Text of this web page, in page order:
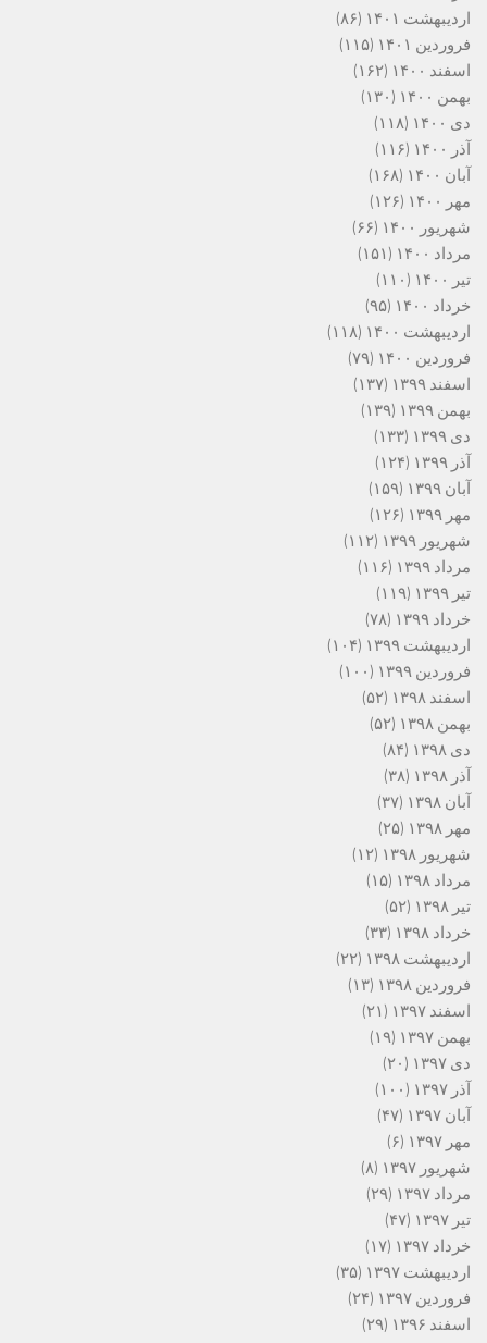
اردیبهشت ۱۴۰۱
(۸۶)
فروردین ۱۴۰۱
(۱۱۵)
اسفند ۱۴۰۰
(۱۶۲)
بهمن ۱۴۰۰
(۱۳۰)
دی ۱۴۰۰
(۱۱۸)
آذر ۱۴۰۰
(۱۱۶)
آبان ۱۴۰۰
(۱۶۸)
مهر ۱۴۰۰
(۱۲۶)
شهریور ۱۴۰۰
(۶۶)
مرداد ۱۴۰۰
(۱۵۱)
تیر ۱۴۰۰
(۱۱۰)
خرداد ۱۴۰۰
(۹۵)
اردیبهشت ۱۴۰۰
(۱۱۸)
فروردین ۱۴۰۰
(۷۹)
اسفند ۱۳۹۹
(۱۳۷)
بهمن ۱۳۹۹
(۱۳۹)
دی ۱۳۹۹
(۱۳۳)
آذر ۱۳۹۹
(۱۲۴)
آبان ۱۳۹۹
(۱۵۹)
مهر ۱۳۹۹
(۱۲۶)
شهریور ۱۳۹۹
(۱۱۲)
مرداد ۱۳۹۹
(۱۱۶)
تیر ۱۳۹۹
(۱۱۹)
خرداد ۱۳۹۹
(۷۸)
اردیبهشت ۱۳۹۹
(۱۰۴)
فروردین ۱۳۹۹
(۱۰۰)
اسفند ۱۳۹۸
(۵۲)
بهمن ۱۳۹۸
(۵۲)
دی ۱۳۹۸
(۸۴)
آذر ۱۳۹۸
(۳۸)
آبان ۱۳۹۸
(۳۷)
مهر ۱۳۹۸
(۲۵)
شهریور ۱۳۹۸
(۱۲)
مرداد ۱۳۹۸
(۱۵)
تیر ۱۳۹۸
(۵۲)
خرداد ۱۳۹۸
(۳۳)
اردیبهشت ۱۳۹۸
(۲۲)
فروردین ۱۳۹۸
(۱۳)
اسفند ۱۳۹۷
(۲۱)
بهمن ۱۳۹۷
(۱۹)
دی ۱۳۹۷
(۲۰)
آذر ۱۳۹۷
(۱۰۰)
آبان ۱۳۹۷
(۴۷)
مهر ۱۳۹۷
(۶)
شهریور ۱۳۹۷
(۸)
مرداد ۱۳۹۷
(۲۹)
تیر ۱۳۹۷
(۴۷)
خرداد ۱۳۹۷
(۱۷)
اردیبهشت ۱۳۹۷
(۳۵)
فروردین ۱۳۹۷
(۲۴)
اسفند ۱۳۹۶
(۲۹)